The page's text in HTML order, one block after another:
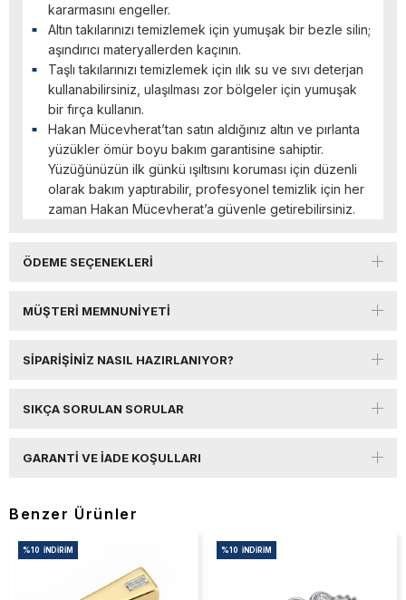
kararmasını engeller.
Altın takılarınızı temizlemek için yumuşak bir bezle silin;
aşındırıcı materyallerden kaçının.
Taşlı takılarınızı temizlemek için ılık su ve sıvı deterjan
kullanabilirsiniz, ulaşılması zor bölgeler için yumuşak
bir fırça kullanın.
Hakan Mücevherat’tan satın aldığınız altın ve pırlanta
yüzükler ömür boyu bakım garantisine sahiptir.
Yüzüğünüzün ilk günkü ışıltısını koruması için düzenli
olarak bakım yaptırabilir, profesyonel temizlik için her
zaman Hakan Mücevherat’a güvenle getirebilirsiniz.
ÖDEME SEÇENEKLERI
MÜŞTERI MEMNUNIYETI
SIPARIŞINIZ NASIL HAZIRLANIYOR?
SIKÇA SORULAN SORULAR
GARANTI VE İADE KOŞULLARI
Benzer Ürünler
%10 İNDIRIM %10 İNDIRIM